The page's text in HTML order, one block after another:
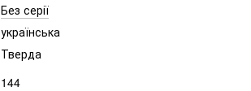
Без серії
українська
Тверда
144